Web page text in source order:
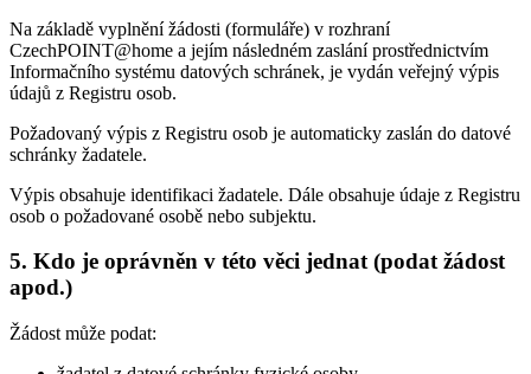
Na základě vyplnění žádosti (formuláře) v rozhraní
CzechPOINT@home a jejím následném zaslání prostřednictvím
Informačního systému datových schránek, je vydán veřejný výpis
údajů z Registru osob.
Požadovaný výpis z Registru osob je automaticky zaslán do datové
schránky žadatele.
Výpis obsahuje identifikaci žadatele. Dále obsahuje údaje z Registru
osob o požadované osobě nebo subjektu.
5. Kdo je oprávněn v této věci jednat (podat žádost
apod.)
Žádost může podat: